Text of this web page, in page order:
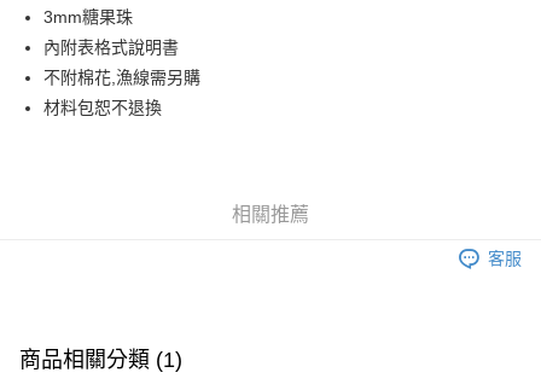
街口支付
悠遊付
運送方式
3mm糖果珠
內附表格式說明書
不附棉花,漁線需另購
材料包恕不退換
相關推薦
客服
商品相關分類 (1)